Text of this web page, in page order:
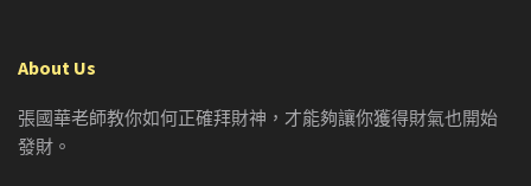
About Us
張國華老師教你如何正確拜財神，才能夠讓你獲得財氣也開始
發財。